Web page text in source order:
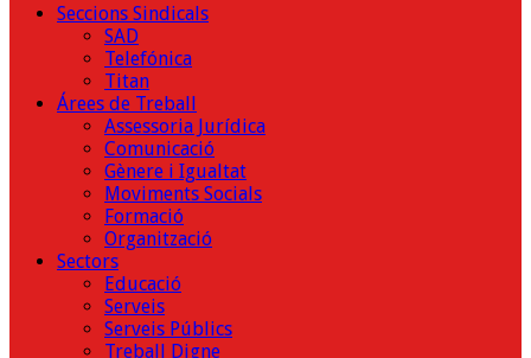
Seccions Sindicals
SAD
Telefónica
Titan
Árees de Treball
Assessoria Jurídica
Comunicació
Gènere i Igualtat
Moviments Socials
Formació
Organització
Sectors
Educació
Serveis
Serveis Públics
Treball Digne